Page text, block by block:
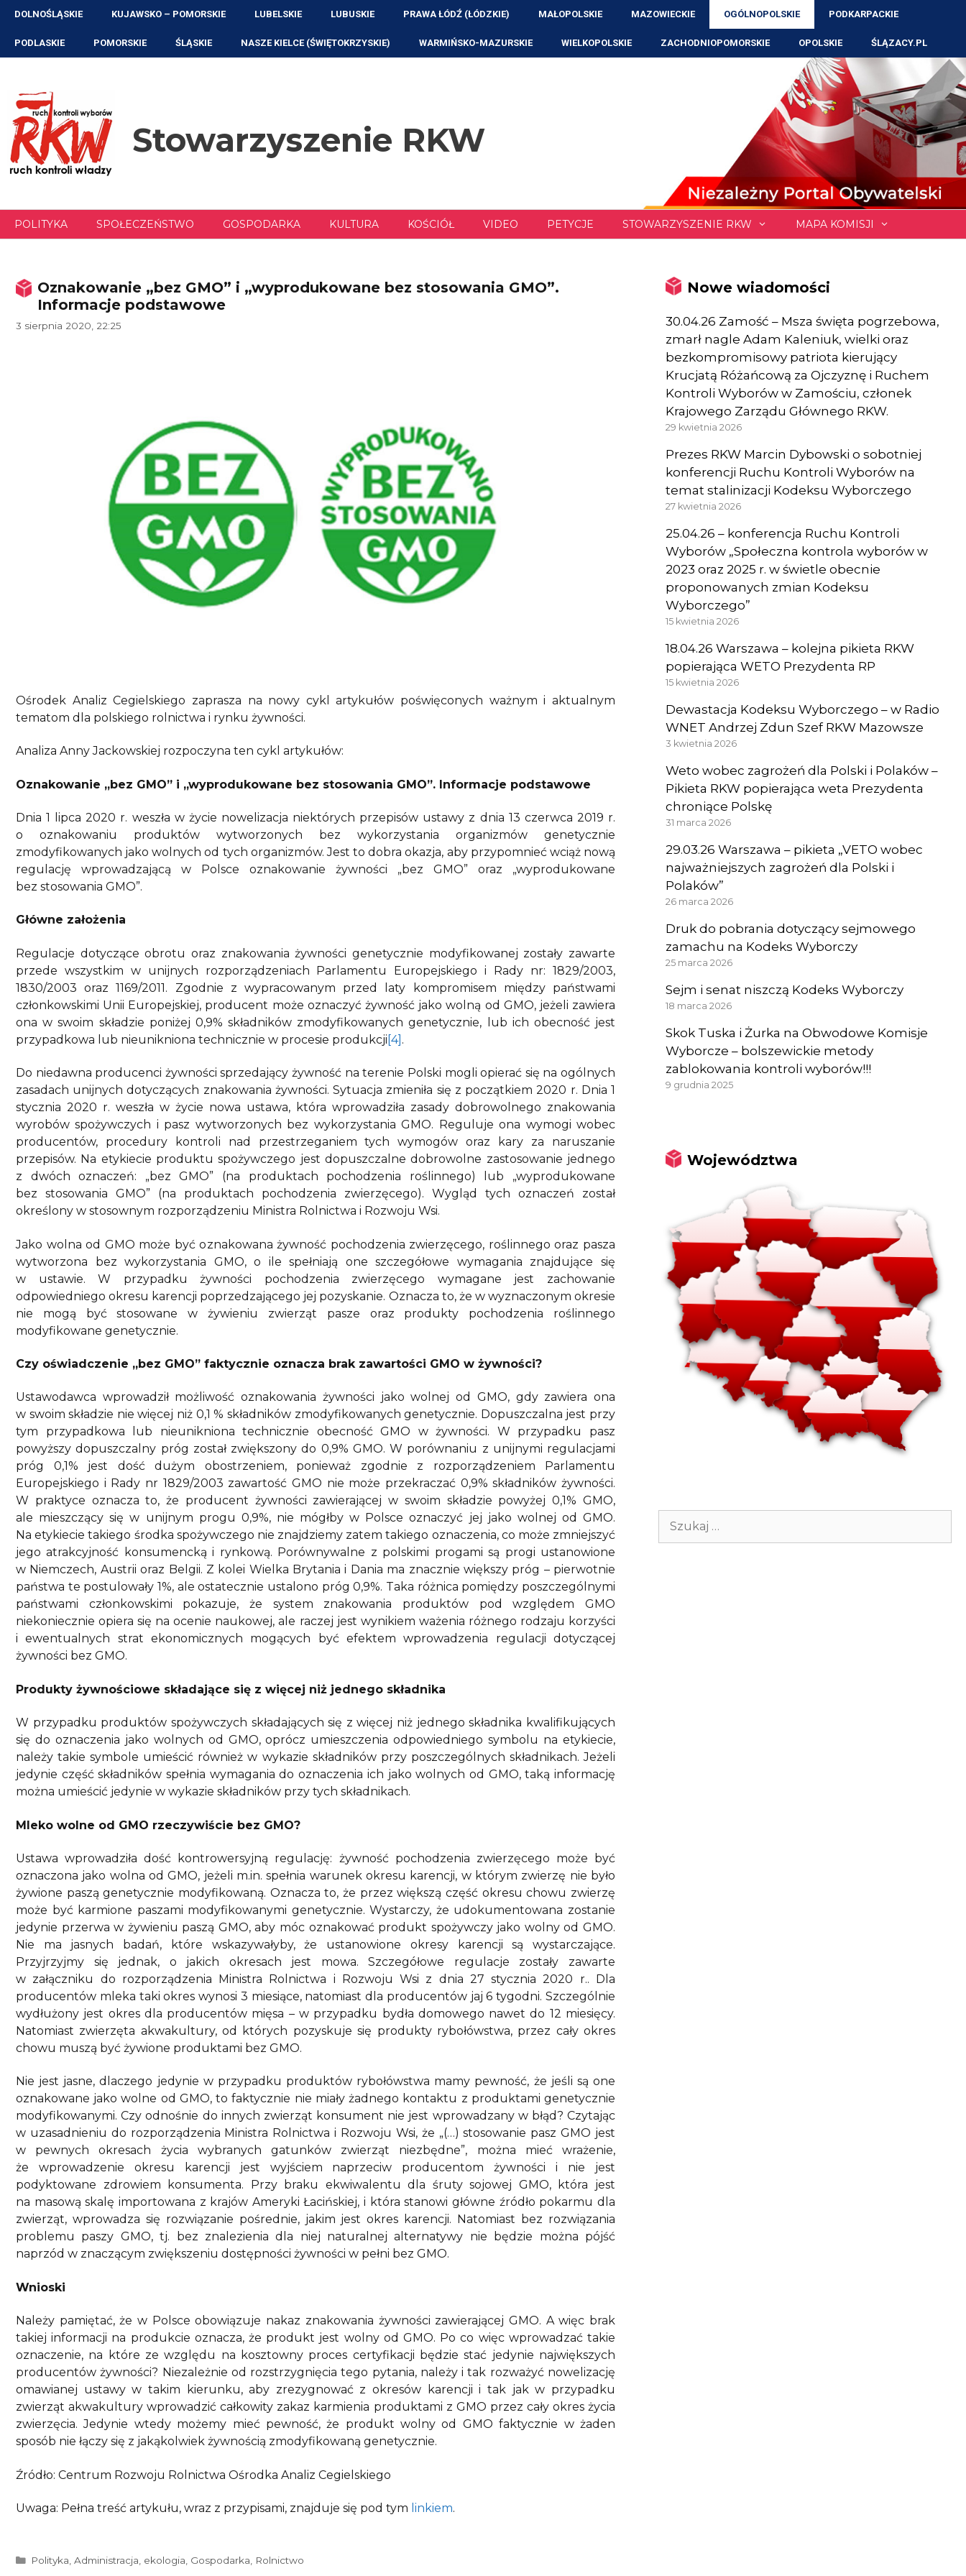
Przejdź
treści
DOLNOŚLĄSKIE KUJAWSKO – POMORSKIE LUBELSKIE LUBUSKIE PRAWA ŁÓDŹ (ŁÓDZKIE) MAŁOPOLSKIE MAZOWIECKIE OGÓLNOPOLSKIE PODKARPACKIE
PODLASKIE POMORSKIE ŚLĄSKIE NASZE KIELCE (ŚWIĘTOKRZYSKIE) WARMIŃSKO-MAZURSKIE WIELKOPOLSKIE ZACHODNIOPOMORSKIE OPOLSKIE ŚLĄZACY.PL
Stowarzyszenie RKW
POLITYKA SPOŁECZEŃSTWO GOSPODARKA KULTURA KOŚCIÓŁ VIDEO PETYCJE STOWARZYSZENIE RKW MAPA KOMISJI
Oznakowanie „bez GMO” i „wyprodukowane bez stosowania GMO”.
Informacje podstawowe
3 sierpnia 2020, 22:25
Ośrodek Analiz Cegielskiego zaprasza na nowy cykl artykułów poświęconych ważnym i aktualnym
tematom dla polskiego rolnictwa i rynku żywności.
Analiza Anny Jackowskiej rozpoczyna ten cykl artykułów:
Oznakowanie „bez GMO” i „wyprodukowane bez stosowania GMO”. Informacje podstawowe
Dnia 1 lipca 2020 r. weszła w życie nowelizacja niektórych przepisów ustawy z dnia 13 czerwca 2019 r.
o oznakowaniu produktów wytworzonych bez wykorzystania organizmów genetycznie
zmodyfikowanych jako wolnych od tych organizmów. Jest to dobra okazja, aby przypomnieć wciąż nową
regulację wprowadzającą w Polsce oznakowanie żywności „bez GMO” oraz „wyprodukowane
bez stosowania GMO”.
Główne założenia
Regulacje dotyczące obrotu oraz znakowania żywności genetycznie modyfikowanej zostały zawarte
przede wszystkim w unijnych rozporządzeniach Parlamentu Europejskiego i Rady nr: 1829/2003,
1830/2003 oraz 1169/2011. Zgodnie z wypracowanym przed laty kompromisem między państwami
członkowskimi Unii Europejskiej, producent może oznaczyć żywność jako wolną od GMO, jeżeli zawiera
ona w swoim składzie poniżej 0,9% składników zmodyfikowanych genetycznie, lub ich obecność jest
przypadkowa lub nieunikniona technicznie w procesie produkcji [4] .
Do niedawna producenci żywności sprzedający żywność na terenie Polski mogli opierać się na ogólnych
zasadach unijnych dotyczących znakowania żywności. Sytuacja zmieniła się z początkiem 2020 r. Dnia 1
stycznia 2020 r. weszła w życie nowa ustawa, która wprowadziła zasady dobrowolnego znakowania
wyrobów spożywczych i pasz wytworzonych bez wykorzystania GMO. Reguluje ona wymogi wobec
producentów, procedury kontroli nad przestrzeganiem tych wymogów oraz kary za naruszanie
przepisów. Na etykiecie produktu spożywczego jest dopuszczalne dobrowolne zastosowanie jednego
z dwóch oznaczeń: „bez GMO” (na produktach pochodzenia roślinnego) lub „wyprodukowane
bez stosowania GMO” (na produktach pochodzenia zwierzęcego). Wygląd tych oznaczeń został
określony w stosownym rozporządzeniu Ministra Rolnictwa i Rozwoju Wsi.
Jako wolna od GMO może być oznakowana żywność pochodzenia zwierzęcego, roślinnego oraz pasza
wytworzona bez wykorzystania GMO, o ile spełniają one szczegółowe wymagania znajdujące się
w ustawie. W przypadku żywności pochodzenia zwierzęcego wymagane jest zachowanie
odpowiedniego okresu karencji poprzedzającego jej pozyskanie. Oznacza to, że w wyznaczonym okresie
nie mogą być stosowane w żywieniu zwierząt pasze oraz produkty pochodzenia roślinnego
modyfikowane genetycznie.
Czy oświadczenie „bez GMO” faktycznie oznacza brak zawartości GMO w żywności?
Ustawodawca wprowadził możliwość oznakowania żywności jako wolnej od GMO, gdy zawiera ona
w swoim składzie nie więcej niż 0,1 % składników zmodyfikowanych genetycznie. Dopuszczalna jest przy
tym przypadkowa lub nieunikniona technicznie obecność GMO w żywności. W przypadku pasz
powyższy dopuszczalny próg został zwiększony do 0,9% GMO. W porównaniu z unijnymi regulacjami
próg 0,1% jest dość dużym obostrzeniem, ponieważ zgodnie z rozporządzeniem Parlamentu
Europejskiego i Rady nr 1829/2003 zawartość GMO nie może przekraczać 0,9% składników żywności.
W praktyce oznacza to, że producent żywności zawierającej w swoim składzie powyżej 0,1% GMO,
ale mieszczący się w unijnym progu 0,9%, nie mógłby w Polsce oznaczyć jej jako wolnej od GMO.
Na etykiecie takiego środka spożywczego nie znajdziemy zatem takiego oznaczenia, co może zmniejszyć
jego atrakcyjność konsumencką i rynkową. Porównywalne z polskimi progami są progi ustanowione
w Niemczech, Austrii oraz Belgii. Z kolei Wielka Brytania i Dania ma znacznie większy próg – pierwotnie
państwa te postulowały 1%, ale ostatecznie ustalono próg 0,9%. Taka różnica pomiędzy poszczególnymi
państwami członkowskimi pokazuje, że system znakowania produktów pod względem GMO
niekoniecznie opiera się na ocenie naukowej, ale raczej jest wynikiem ważenia różnego rodzaju korzyści
i ewentualnych strat ekonomicznych mogących być efektem wprowadzenia regulacji dotyczącej
żywności bez GMO.
Produkty żywnościowe składające się z więcej niż jednego składnika
W przypadku produktów spożywczych składających się z więcej niż jednego składnika kwalifikujących
się do oznaczenia jako wolnych od GMO, oprócz umieszczenia odpowiedniego symbolu na etykiecie,
należy takie symbole umieścić również w wykazie składników przy poszczególnych składnikach. Jeżeli
jedynie część składników spełnia wymagania do oznaczenia ich jako wolnych od GMO, taką informację
można umieścić jedynie w wykazie składników przy tych składnikach.
Mleko wolne od GMO rzeczywiście bez GMO?
Ustawa wprowadziła dość kontrowersyjną regulację: żywność pochodzenia zwierzęcego może być
oznaczona jako wolna od GMO, jeżeli m.in. spełnia warunek okresu karencji, w którym zwierzę nie było
żywione paszą genetycznie modyfikowaną. Oznacza to, że przez większą część okresu chowu zwierzę
może być karmione paszami modyfikowanymi genetycznie. Wystarczy, że udokumentowana zostanie
jedynie przerwa w żywieniu paszą GMO, aby móc oznakować produkt spożywczy jako wolny od GMO.
Nie ma jasnych badań, które wskazywałyby, że ustanowione okresy karencji są wystarczające.
Przyjrzyjmy się jednak, o jakich okresach jest mowa. Szczegółowe regulacje zostały zawarte
w załączniku do rozporządzenia Ministra Rolnictwa i Rozwoju Wsi z dnia 27 stycznia 2020 r.. Dla
producentów mleka taki okres wynosi 3 miesiące, natomiast dla producentów jaj 6 tygodni. Szczególnie
wydłużony jest okres dla producentów mięsa – w przypadku bydła domowego nawet do 12 miesięcy.
Natomiast zwierzęta akwakultury, od których pozyskuje się produkty rybołówstwa, przez cały okres
chowu muszą być żywione produktami bez GMO.
Nie jest jasne, dlaczego jedynie w przypadku produktów rybołówstwa mamy pewność, że jeśli są one
oznakowane jako wolne od GMO, to faktycznie nie miały żadnego kontaktu z produktami genetycznie
modyfikowanymi. Czy odnośnie do innych zwierząt konsument nie jest wprowadzany w błąd? Czytając
w uzasadnieniu do rozporządzenia Ministra Rolnictwa i Rozwoju Wsi, że „(…) stosowanie pasz GMO jest
w pewnych okresach życia wybranych gatunków zwierząt niezbędne”, można mieć wrażenie,
że wprowadzenie okresu karencji jest wyjściem naprzeciw producentom żywności i nie jest
podyktowane zdrowiem konsumenta. Przy braku ekwiwalentu dla śruty sojowej GMO, która jest
na masową skalę importowana z krajów Ameryki Łacińskiej, i która stanowi główne źródło pokarmu dla
zwierząt, wprowadza się rozwiązanie pośrednie, jakim jest okres karencji. Natomiast bez rozwiązania
problemu paszy GMO, tj. bez znalezienia dla niej naturalnej alternatywy nie będzie można pójść
naprzód w znaczącym zwiększeniu dostępności żywności w pełni bez GMO.
Wnioski
Należy pamiętać, że w Polsce obowiązuje nakaz znakowania żywności zawierającej GMO. A więc brak
takiej informacji na produkcie oznacza, że produkt jest wolny od GMO. Po co więc wprowadzać takie
oznaczenie, na które ze względu na kosztowny proces certyfikacji będzie stać jedynie największych
producentów żywności? Niezależnie od rozstrzygnięcia tego pytania, należy i tak rozważyć nowelizację
omawianej ustawy w takim kierunku, aby zrezygnować z okresów karencji i tak jak w przypadku
zwierząt akwakultury wprowadzić całkowity zakaz karmienia produktami z GMO przez cały okres życia
zwierzęcia. Jedynie wtedy możemy mieć pewność, że produkt wolny od GMO faktycznie w żaden
sposób nie łączy się z jakąkolwiek żywnością zmodyfikowaną genetycznie.
Źródło: Centrum Rozwoju Rolnictwa Ośrodka Analiz Cegielskiego
Uwaga: Pełna treść artykułu, wraz z przypisami, znajduje się pod tym linkiem.
Kategorie
Polityka ,Administracja ekologia Gospodarka Rolnictwo
Nowe wiadomości
30.04.26 Zamość – Msza święta pogrzebowa,
zmarł nagle Adam Kaleniuk, wielki oraz
bezkompromisowy patriota kierujący
Krucjatą Różańcową za Ojczyznę i Ruchem
Kontroli Wyborów w Zamościu, członek
Krajowego Zarządu Głównego RKW.
29 kwietnia 2026
Prezes RKW Marcin Dybowski o sobotniej
konferencji Ruchu Kontroli Wyborów na
temat stalinizacji Kodeksu Wyborczego
27 kwietnia 2026
25.04.26 – konferencja Ruchu Kontroli
Wyborów „Społeczna kontrola wyborów w
2023 oraz 2025 r. w świetle obecnie
proponowanych zmian Kodeksu
Wyborczego”
15 kwietnia 2026
18.04.26 Warszawa – kolejna pikieta RKW
popierająca WETO Prezydenta RP
15 kwietnia 2026
Dewastacja Kodeksu Wyborczego – w Radio
WNET Andrzej Zdun Szef RKW Mazowsze
3 kwietnia 2026
Weto wobec zagrożeń dla Polski i Polaków –
Pikieta RKW popierająca weta Prezydenta
chroniące Polskę
31 marca 2026
29.03.26 Warszawa – pikieta „VETO wobec
najważniejszych zagrożeń dla Polski i
Polaków”
26 marca 2026
Druk do pobrania dotyczący sejmowego
zamachu na Kodeks Wyborczy
25 marca 2026
Sejm i senat niszczą Kodeks Wyborczy
18 marca 2026
Skok Tuska i Żurka na Obwodowe Komisje
Wyborcze – bolszewickie metody
zablokowania kontroli wyborów!!!
9 grudnia 2025
Województwa
Szukaj: